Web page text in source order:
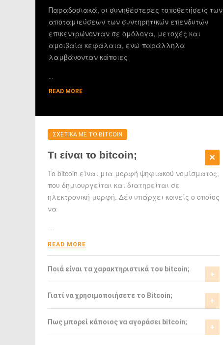
Παραδοσιακά, οι συνηθέστερες τοποθετήσεις των
αποταμιεύσεων των συντηρητικών επενδυτών
επικεντρώνονταν σε ομόλογα, μετοχές και
αμοιβαία κεφάλαια, ενώ παράλληλα
λαμβάνονταν κάποιες
READ MORE
ΣΧΕΤΙΚΑ ΜΕ ΤΟ BITCOIN
Τι είναι το bitcoin;
To bitcoin είναι μια μορφή ψηφιακού νομίσματος,
που δημιουργείται και διατηρείται σε
ηλεκτρονική μορφή. Δέν υπάρχει κανείς ο οποίος
να
READ MORE
Ποιά είναι τα χαρακτηριστικά του bitcoin;
Το bitcoin έχει αρκετά σημαντικά
χαρακτηριστικά που το ξεχωρίζουν από τα
ελεγχόμενα-από-κυβερνήσεις νομίσματα.
Γιατί να χρησιμοποιήσετε το Bitcoin;
Το bitcoin είναι μια σχετικά νέα μορφή
νομίσματος, η οποία τώρα αρχίζει να γίνεται
αποδεκτή από μιά μεγάλη μερίδα του
Πως μπορεί κάποιος να αγοράσει bitcoin;
Μπορείτε να αγοράσετε bitcoin είτε από τα